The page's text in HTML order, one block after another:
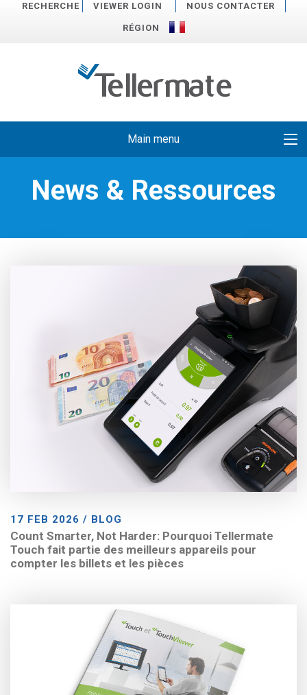
RECHERCHE VIEWER LOGIN NOUS CONTACTER
RÉGION
Main menu
News & Ressources
17 FEB 2026 / BLOG
Count Smarter, Not Harder: Pourquoi Tellermate
Touch fait partie des meilleurs appareils pour
compter les billets et les pièces